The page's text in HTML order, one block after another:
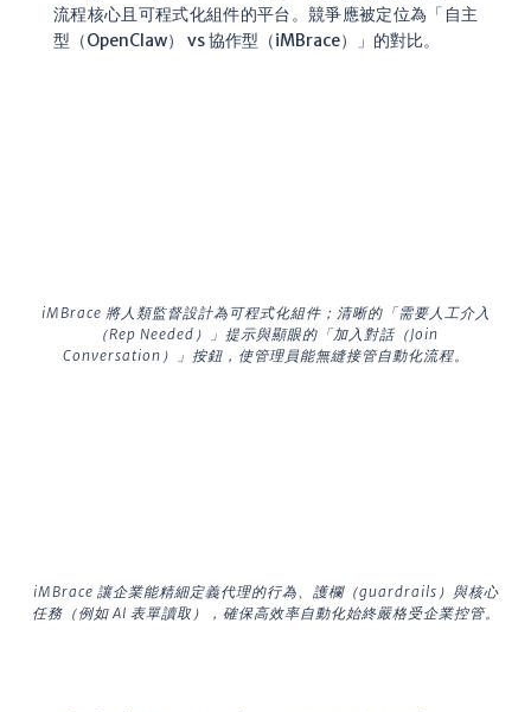
流程核心且可程式化組件的平台。競爭應被定位為「自主
型（OpenClaw） vs 協作型（iMBrace）」的對比。
iMBrace 將人類監督設計為可程式化組件；清晰的「需要人工介入
（Rep Needed）」提示與顯眼的「加入對話（Join
Conversation）」按鈕，使管理員能無縫接管自動化流程。
iMBrace 讓企業能精細定義代理的行為、護欄（guardrails）與核心
任務（例如 AI 表單讀取），確保高效率自動化始終嚴格受企業控管。